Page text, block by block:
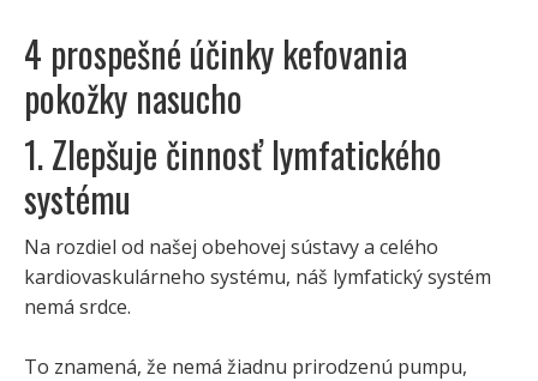
4 prospešné účinky kefovania
pokožky nasucho
1. Zlepšuje činnosť lymfatického
systému
Na rozdiel od našej obehovej sústavy a celého
kardiovaskulárneho systému, náš lymfatický systém
nemá srdce.
To znamená, že nemá žiadnu prirodzenú pumpu,